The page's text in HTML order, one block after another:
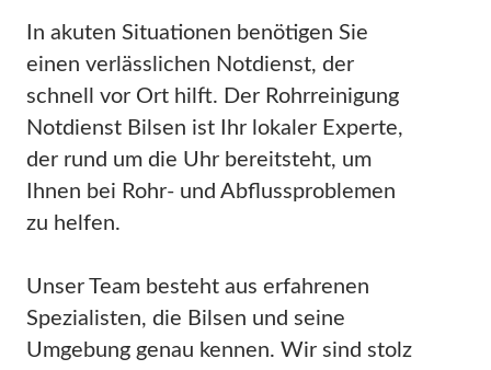
In akuten Situationen benötigen Sie
einen verlässlichen Notdienst, der
schnell vor Ort hilft. Der Rohrreinigung
Notdienst Bilsen ist Ihr lokaler Experte,
der rund um die Uhr bereitsteht, um
Ihnen bei Rohr- und Abflussproblemen
zu helfen.
Unser Team besteht aus erfahrenen
Spezialisten, die Bilsen und seine
Umgebung genau kennen. Wir sind stolz